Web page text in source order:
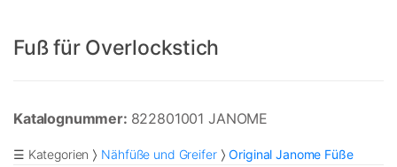
Fuß für Overlockstich
Katalognummer: 822801001 JANOME
☰ Kategorien Nähfüße und Greifer
Original Janome Füße